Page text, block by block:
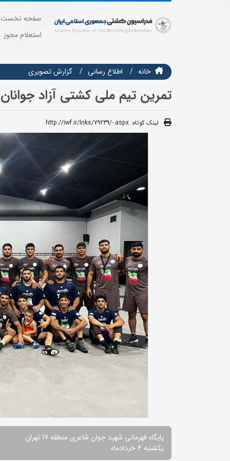
صفحه نخست
استعلام مجوز
خانه اطلاع رسانی گزارش تصويري
تمرین تیم ملی کشتی آزاد
لینک کوتاه: http://iwf.ir/lnks/79239/-.aspx
پایگاه قهرمانی شهید جوان شاعری منطقه 17 تهران
یکشنبه 4 خردادماه